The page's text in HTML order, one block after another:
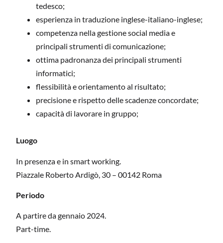
tedesco;
esperienza in traduzione inglese-italiano-inglese;
competenza nella gestione social media e
principali strumenti di comunicazione;
ottima padronanza dei principali strumenti
informatici;
flessibilità e orientamento al risultato;
precisione e rispetto delle scadenze concordate;
capacità di lavorare in gruppo;
Luogo
In presenza e in smart working.
Piazzale Roberto Ardigò, 30 – 00142 Roma
Periodo
A partire da gennaio 2024.
Part-time.